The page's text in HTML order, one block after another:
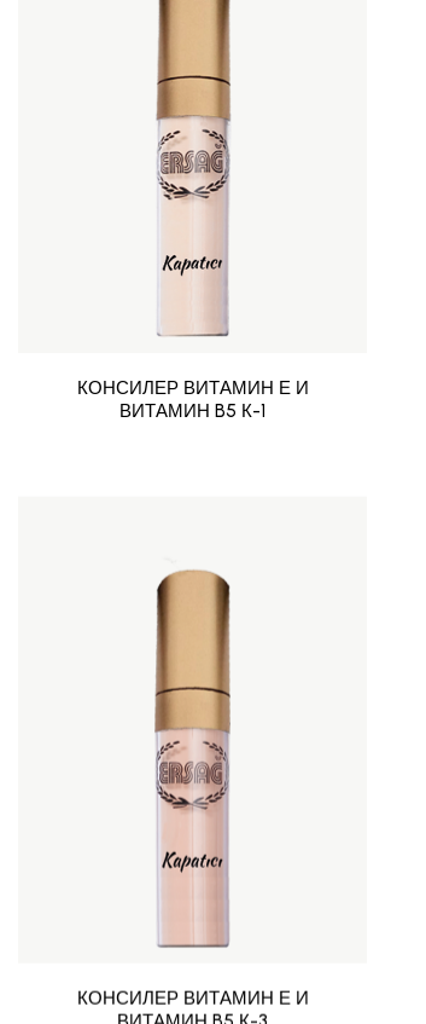
КОНСИЛЕР ВИТАМИН Е И
ВИТАМИН B5 К-1
КОНСИЛЕР ВИТАМИН Е И